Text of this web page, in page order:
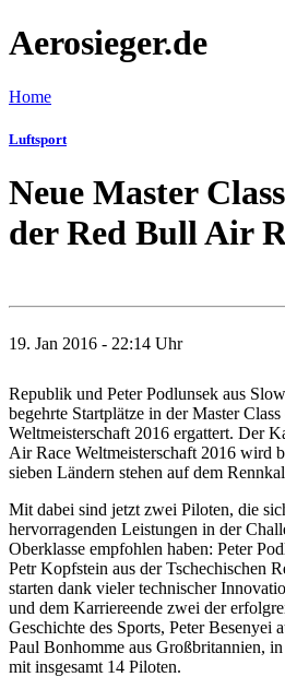
Aerosieger.de
Home
Luftsport
Neue Master
der Red Bull Air
19. Jan 2016 - 22:14 Uhr
Republik und Peter Podlunsek aus
begehrte Startplätze in der Master
Weltmeisterschaft 2016 ergattert. Der
Air Race Weltmeisterschaft 2016 wird
sieben Ländern stehen auf dem
Mit dabei sind jetzt zwei Piloten, die
hervorragenden Leistungen in der
Oberklasse empfohlen haben: Peter
Petr Kopfstein aus der Tschechischen
starten dank vieler technischer
und dem Karriereende zwei der
Geschichte des Sports, Peter Besenyei
Paul Bonhomme aus Großbritannien,
mit insgesamt 14 Piloten.